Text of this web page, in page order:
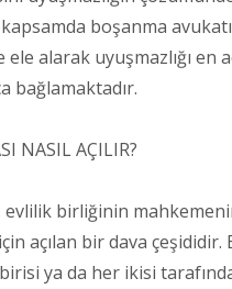
boşanma
alarak uyuşmazlığı en
bağlamaktadır.
NASIL AÇILIR?
evlilik birliğinin
açılan bir dava çeşididir.
ya da her ikisi